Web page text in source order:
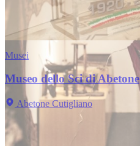
Musei
Museo dello Sci di Abetone
Abetone Cutigliano